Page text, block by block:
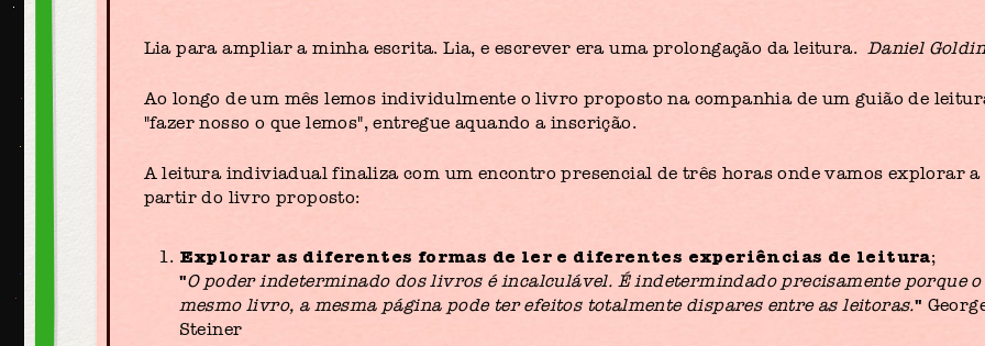
Lia para ampliar a minha escrita. Lia, e escrever era uma prolongação da leitura. Daniel
Ao longo de um mês lemos individulmente o livro proposto na companhia de um guião de
"fazer nosso o que lemos", entregue aquando a inscrição.
A leitura indiviadual finaliza com um encontro presencial de três horas onde vamos explorar a
partir do livro proposto:
Explorar as diferentes formas de ler e diferentes experiências de leitura;
"O poder indeterminado dos livros é incalculável. É indetermindado precisamente porque o
mesmo livro, a mesma página pode ter efeitos totalmente dispares entre as leitoras."
Steiner